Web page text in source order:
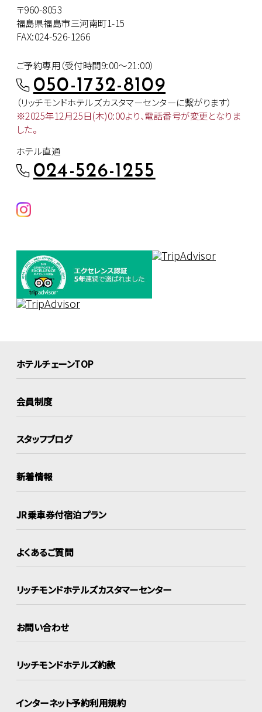
〒960-8053
福島県福島市三河南町1-15
FAX:024-526-1266
ご予約専用（受付時間9:00～21:00）
050-1732-8109
（リッチモンドホテルズカスタマーセンターに繋がります）
※2025年12月25日(木)0:00より、電話番号が変更となりま
した。
ホテル直通
024-526-1255
ホテルチェーンTOP
会員制度
スタッフブログ
新着情報
JR乗車券付宿泊プラン
よくあるご質問
リッチモンドホテルズカスタマーセンター
お問い合わせ
リッチモンドホテルズ約款
インターネット予約利用規約